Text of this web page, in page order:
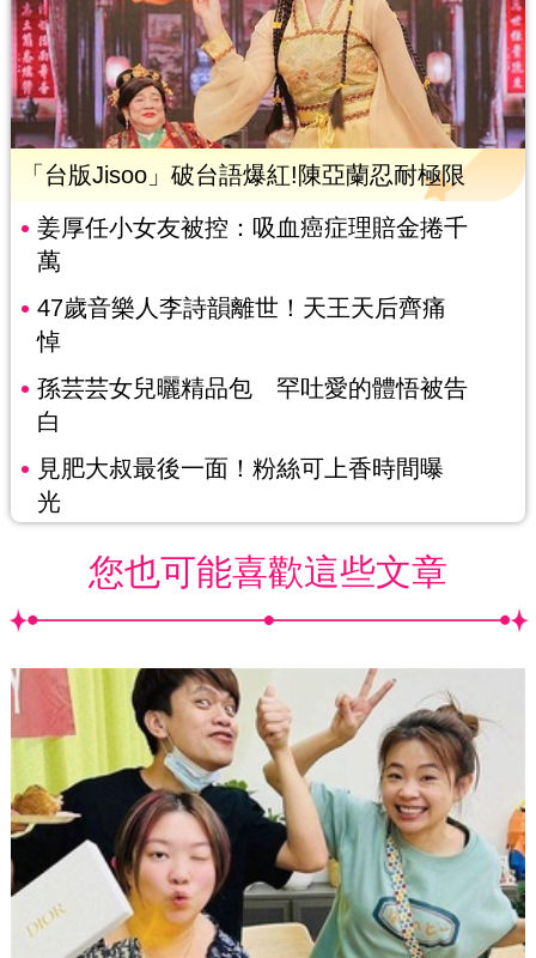
「台版Jisoo」破台語爆紅!陳亞蘭忍耐極限
姜厚任小女友被控：吸血癌症理賠金捲千
萬
47歲音樂人李詩韻離世！天王天后齊痛
悼
孫芸芸女兒曬精品包 罕吐愛的體悟被告
白
見肥大叔最後一面！粉絲可上香時間曝
光
您也可能喜歡這些文章